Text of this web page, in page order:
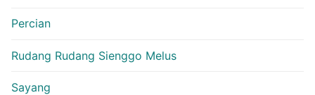
Percian
Rudang Rudang Sienggo Melus
Sayang